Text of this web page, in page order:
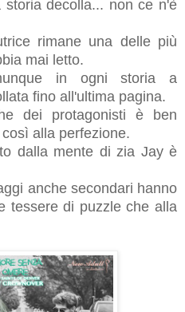
decolla... non ce n'è
rimane una delle più
mai letto.
in ogni storia a
fino all'ultima pagina.
dei protagonisti è ben
alla perfezione.
dalla mente di zia Jay è
anche secondari hanno
tessere di puzzle che alla